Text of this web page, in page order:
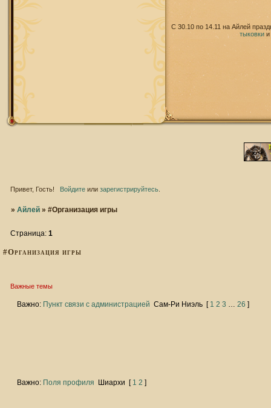
С 30.10 по 14.11 на Айлей
тыковкии
Привет, Гость! Войдитеили зарегистрируйтесь.
»Айлей »#Организация игры
#Организация игры
Страница:1
Важные темы
Важно: Пункт связи с администрацией Сам-Ри Ниэль [ 1 2 3 … 26 ]
Важно: Поля профиля Шиархи [ 1 2 ]